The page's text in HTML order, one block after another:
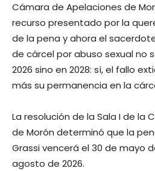
Cámara de Apelaciones de
recurso presentado por la
de la pena y ahora el
de cárcel por abuso sexual no
2026 sino en 2028: sí, el fallo
más su permanencia en la
La resolución de la Sala I de la
de Morón determinó que la
Grassi vencerá el 30 de mayo
agosto de 2026.